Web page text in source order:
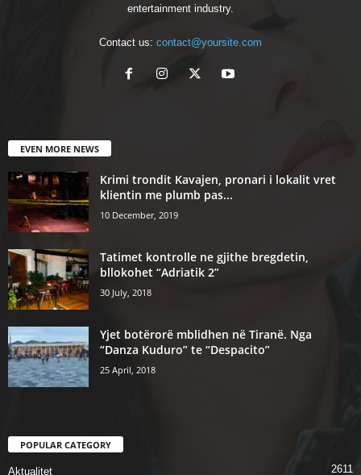
entertainment industry.
Contact us: contact@yoursite.com
EVEN MORE NEWS
Krimi trondit Kavajen, pronari i lokalit vret
klientin me plumb pas...
10 December, 2019
Tatimet kontrolle ne gjithe bregdetin,
bllokohet “Adriatik 2”
30 July, 2018
Yjet botërorë mblidhen në Tiranë. Nga
“Danza Kuduro” te “Despacito”
25 April, 2018
POPULAR CATEGORY
Aktualitet 2611